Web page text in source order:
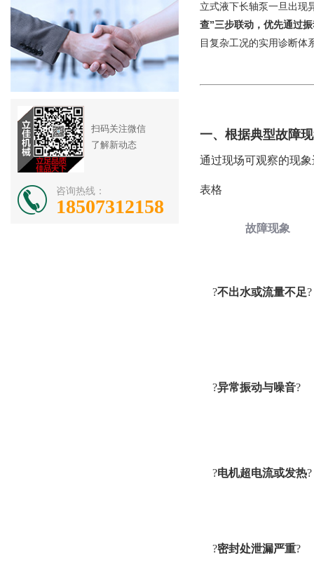
扫码关注微信
了解新动态
咨询热线：
18507312158
立式液下长轴泵一旦出现
查”三步联动，优先通过
目复杂工况的实用诊断体
一、根据典型故障
通过现场可观察的现
表格
故障现象
?不出水或流量不足?
?异常振动与噪音?
?电机超电流或发热?
?密封处泄漏严重?